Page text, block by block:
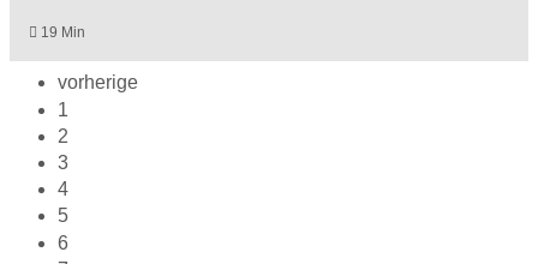
19 Min
vorherige
1
2
3
4
5
6